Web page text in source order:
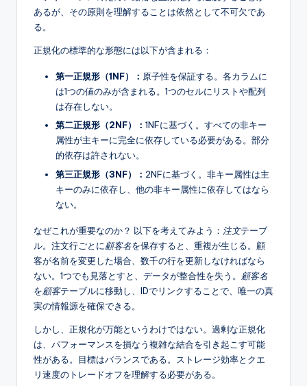
あるが、その原則を理解することは依然として不可欠であ
る。
正規化の標準的な形態には以下が含まれる：
第一正規形（1NF）： 原子性を保証する。各カラムに
は1つの値のみが含まれる。1つのセルにリストや配列
は存在しない。
第二正規形（2NF）： 1NFに基づく。すべての非キー
属性が主キーに完全に依存している必要がある。部分
的依存は許されない。
第三正規形（3NF）： 2NFに基づく。非キー属性は主
キーのみに依存し、他の非キー属性に依存してはなら
ない。
なぜこれが重要なのか？ 以下を考えてみよう： 注文テーブ
ル。注文行ごとに顧客名を保存すると、重複が生じる。顧
客が名前を変更した場合、数千の行を更新しなければなら
ない。1つでも見落とすと、データが整合性を失う。 顧客名
を顧客テーブルに移動し、IDでリンクすることで、唯一の真
実の情報源を確保できる。
しかし、正規化が万能というわけではない。過剰な正規化
は、パフォーマンスを損なう複雑な結合を引き起こす可能
性がある。目標はバランスである。ストレージ効率とクエ
リ速度のトレードオフを理解する必要がある。